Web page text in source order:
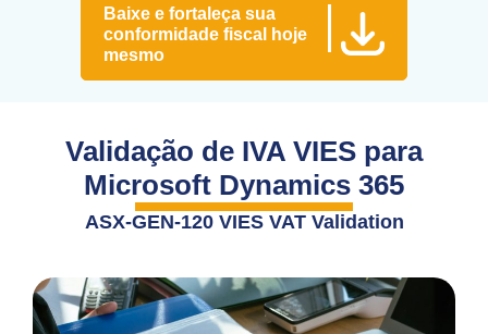
Baixe e fortaleça sua
conformidade fiscal hoje
mesmo
Validação de IVA VIES para
Microsoft Dynamics 365
ASX-GEN-120 VIES VAT Validation